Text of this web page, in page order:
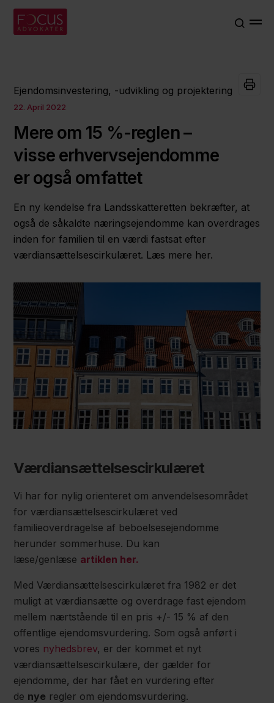
Ejendomsinvestering, -udvikling og projektering
22. April 2022
Mere om 15 %-reglen –
visse erhvervsejendomme
er også omfattet
En ny kendelse fra Landsskatteretten bekræfter, at
også de såkaldte næringsejendomme kan overdrages
inden for familien til en værdi fastsat efter
værdiansættelsescirkulæret. Læs mere her.
Værdiansættelsescirkulæret
Vi har for nylig orienteret om anvendelsesområdet
for værdiansættelsescirkulæret ved
familieoverdragelse af beboelsesejendomme
herunder sommerhuse. Du kan
læse/genlæse artiklen her.
Med Værdiansættelsescirkulæret fra 1982 er det
muligt at værdiansætte og overdrage fast ejendom
mellem nærtstående til en pris +/- 15 % af den
offentlige ejendomsvurdering. Som også anført i
vores nyhedsbrev, er der kommet et nyt
værdiansættelsescirkulære, der gælder for
ejendomme, der har fået en vurdering efter
de nye regler om ejendomsvurdering.